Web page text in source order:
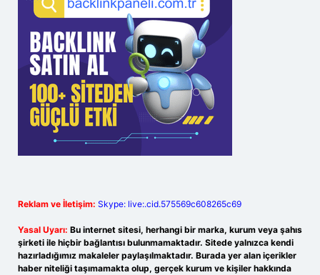
Reklam ve İletişim: Skype: live:.cid.575569c608265c69
Yasal Uyarı: Bu internet sitesi, herhangi bir marka, kurum veya şahıs
şirketi ile hiçbir bağlantısı bulunmamaktadır. Sitede yalnızca kendi
hazırladığımız makaleler paylaşılmaktadır. Burada yer alan içerikler
haber niteliği taşımamakta olup, gerçek kurum ve kişiler hakkında